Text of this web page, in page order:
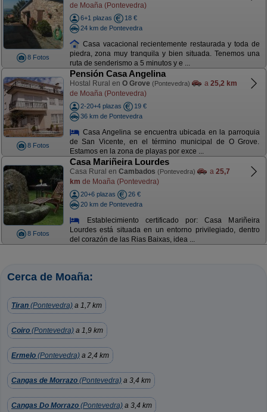
8 Fotos
de Moaña (Pontevedra)
6+1 plazas
18 €
24 km de Pontevedra
Casa vacacional recientemente restaurada y toda de
piedra, zona muy tranquila y bien situada. Tenemos una
ruta de senderismo a 5 minutos y e ...
8 Fotos
Pensión Casa Angelina
Hostal Rural en O Grove (Pontevedra) a 25,2 km
de Moaña (Pontevedra)
2-20+4 plazas
19 €
36 km de Pontevedra
Casa Angelina se encuentra ubicada en la parroquia
de San Vicente, en el término municipal de O Grove.
Estamos en la zona de playas por exce ...
8 Fotos
Casa Mariñeira Lourdes
Casa Rural en Cambados (Pontevedra) a 25,7
km de Moaña (Pontevedra)
20+6 plazas
26 €
20 km de Pontevedra
Establecimiento certificado por: Casa Mariñeira
Lourdes está situada en un entorno privilegiado, dentro
del corazón de las Rias Baixas, idea ...
Cerca de Moaña:
Tiran (Pontevedra) a 1,7 km
Coiro (Pontevedra) a 1,9 km
Ermelo (Pontevedra) a 2,4 km
Cangas de Morrazo (Pontevedra) a 3,4 km
Cangas Do Morrazo (Pontevedra) a 3,4 km